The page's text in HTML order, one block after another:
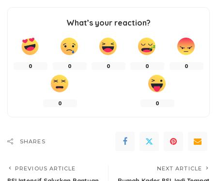
What’s your reaction?
0 0 0 0 0
0 0
SHARES
PREVIOUS ARTICLE NEXT ARTICLE